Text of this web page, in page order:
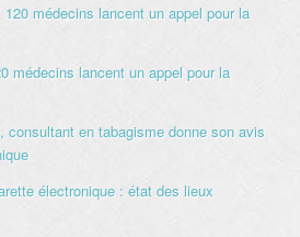
120 médecins lancent un appel pour la
médecins lancent un appel pour la
consultant en tabagisme donne son avis
électronique : état des lieux